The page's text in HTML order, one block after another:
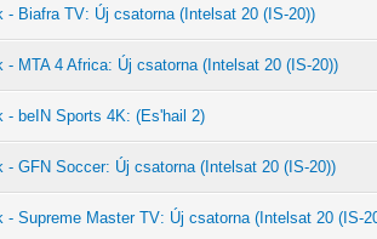
- Biafra TV: Új csatorna (Intelsat 20 (IS-20))
- MTA 4 Africa: Új csatorna (Intelsat 20 (IS-20))
- beIN Sports 4K: (Es'hail 2)
- GFN Soccer: Új csatorna (Intelsat 20 (IS-20))
- Supreme Master TV: Új csatorna (Intelsat 20 (IS-